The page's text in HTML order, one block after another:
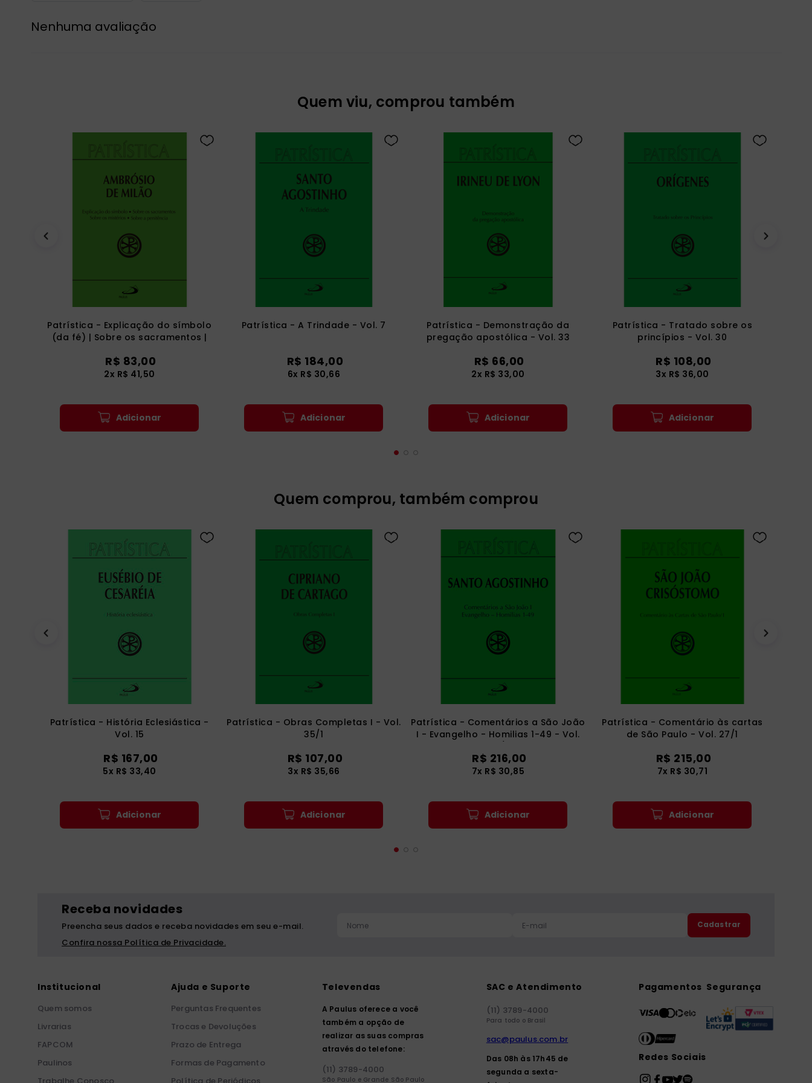
Nenhuma avaliação
Quem viu, comprou também
Patrística - Explicação do símbolo
(da fé) | Sobre os sacramentos |
penitência - Vol. 5
R$ 83,00
2x R$ 41,50
Adicionar
Patrística - A Trindade - Vol. 7
R$ 184,00
6x R$ 30,66
Adicionar
Patrística - Demonstração da
pregação apostólica - Vol. 33
R$ 66,00
2x R$ 33,00
Adicionar
Patrística - Tratado sobre os
princípios - Vol. 30
R$ 108,00
3x R$ 36,00
Adicionar
Quem comprou, também comprou
Patrística - História Eclesiástica -
Vol. 15
R$ 167,00
5x R$ 33,40
Adicionar
Patrística - Obras Completas I - Vol.
35/1
R$ 107,00
3x R$ 35,66
Adicionar
Patrística - Comentários a São João
I - Evangelho - Homilias 1-49 - Vol.
R$ 216,00
7x R$ 30,85
Adicionar
Patrística - Comentário às cartas
de São Paulo - Vol. 27/1
R$ 215,00
7x R$ 30,71
Adicionar
Receba novidades
Preencha seus dados e receba novidades em seu e-mail.
Confira nossa Política de Privacidade.
Cadastrar
Institucional
Quem somos
Livrarias
FAPCOM
Paulinos
Ajuda e Suporte
Perguntas Frequentes
Trocas e Devoluções
Prazo de Entrega
Formas de Pagamento
Televendas
A Paulus oferece a você
também a opção de
realizar as suas compras
através do telefone:
(11) 3789-4000
São Paulo e Grande São Paulo
SAC e Atendimento
(11) 3789-4000
Para todo o Brasil
sac@paulus.com.br
Das 08h às 17h45 de
segunda a sexta-
Pagamentos Segurança
Redes Sociais